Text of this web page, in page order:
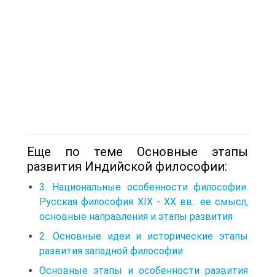
Еще по теме Основные этапы
развития Индийской философии:
3. Национальные особенности философии.
Русская философия XIX - XX вв.: ее смысл,
основные направления и этапы развития
2. Основные идеи и исторические этапы
развития западной философии
Основные этапы и особенности развития